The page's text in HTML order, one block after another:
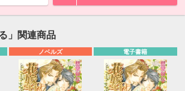
」関連商品
ノベルズ 電子書籍